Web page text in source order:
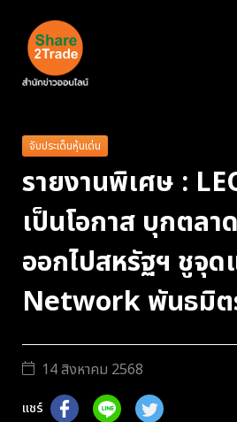
จับประเด็นหุ้นเด่น
รายงานพิเศษ :
เป็นโอกาส บุกตลา
ออกไปสหรัฐฯ ชูจุด
Network พันธมิต
14 สิงหาคม 2568
แชร์